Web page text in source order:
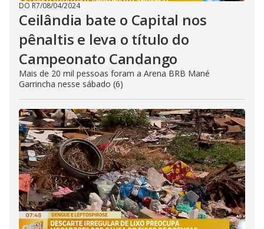
DO R7/08/04/2024
Ceilândia bate o Capital nos
pênaltis e leva o título do
Campeonato Candango
Mais de 20 mil pessoas foram a Arena BRB Mané
Garrincha nesse sábado (6)